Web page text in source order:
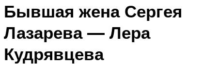
Бывшая жена Сергея
Лазарева — Лера
Кудрявцева